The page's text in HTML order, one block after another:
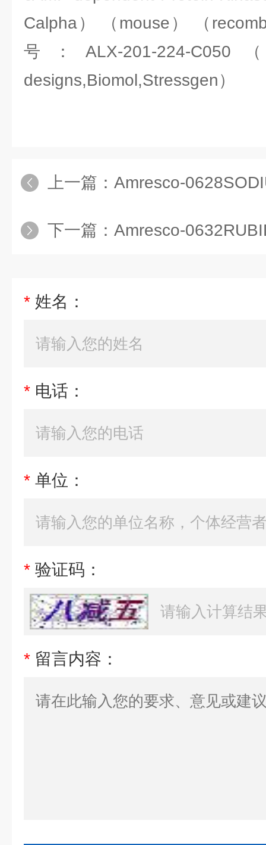
Calpha） （mouse） （
号：ALX-201-224-C050（
designs,Biomol,Stressgen）
上一篇： Amresco-0628SODIUM
下一篇： Amresco-
* 姓名：
* 电话：
* 单位：
* 验证码：
* 留言内容：